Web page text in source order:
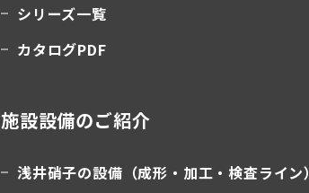
シリーズ一覧
カタログPDF
施設設備のご紹介
浅井硝子の設備（成形・加工・検査ライン）